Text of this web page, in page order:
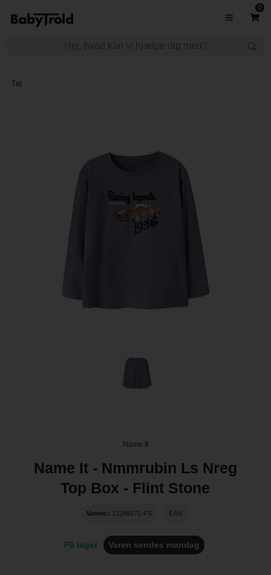
0
Tøj
Name It
Name It - Nmmrubin Ls Nreg
Top Box - Flint Stone
Varenr.: 13249271-FS EAN:
På lager Varen sendes mandag